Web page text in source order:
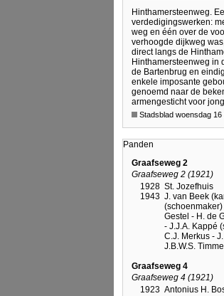
Hinthamersteenweg.
verdedigingswerken:
weg en één over de
verhoogde dijkweg
direct langs de
Hinthamersteenweg in
de Bartenbrug en
enkele imposante
genoemd naar de
armengesticht voor
Stadsblad woensdag 16
Panden
Graafseweg 2
Graafseweg 2 (1921)
1928 St. Jozefhuis
1943 J. van Beek
Gestel - H. de
- J.J.A. Kappé
C.J. Merkus -
J.B.W.S.
Graafseweg 4
Graafseweg 4 (1921)
1923 Antonius H.